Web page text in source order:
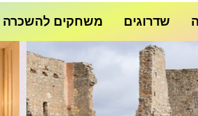
שדרוגים משחקים להשכרה